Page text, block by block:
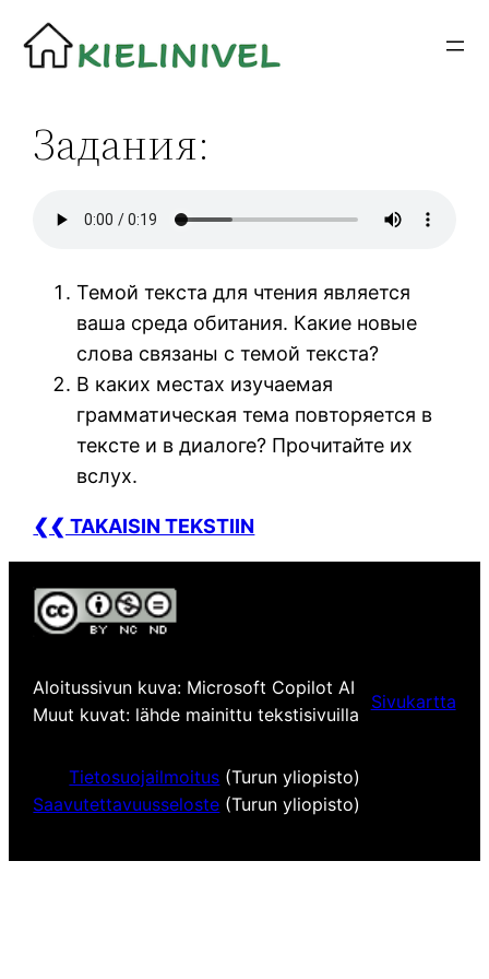
Siirry
sisältöön
Задания:
Темой текста для чтения является
ваша среда обитания. Какие новые
слова связаны с темой текста?
В каких местах изучаемая
грамматическая тема повторяется в
тексте и в диалоге? Прочитайте их
вслух.
❮❮ TAKAISIN TEKSTIIN
Aloitussivun kuva: Microsoft Copilot AI
Muut kuvat: lähde mainittu tekstisivuilla
Sivukartta
Tietosuojailmoitus (Turun yliopisto)
Saavutettavuusseloste (Turun yliopisto)